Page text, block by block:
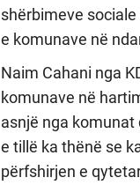
shërbimeve
e komunave në
Naim Cahani nga
komunave në
asnjë nga
e tillë ka thënë se
përfshirjen e